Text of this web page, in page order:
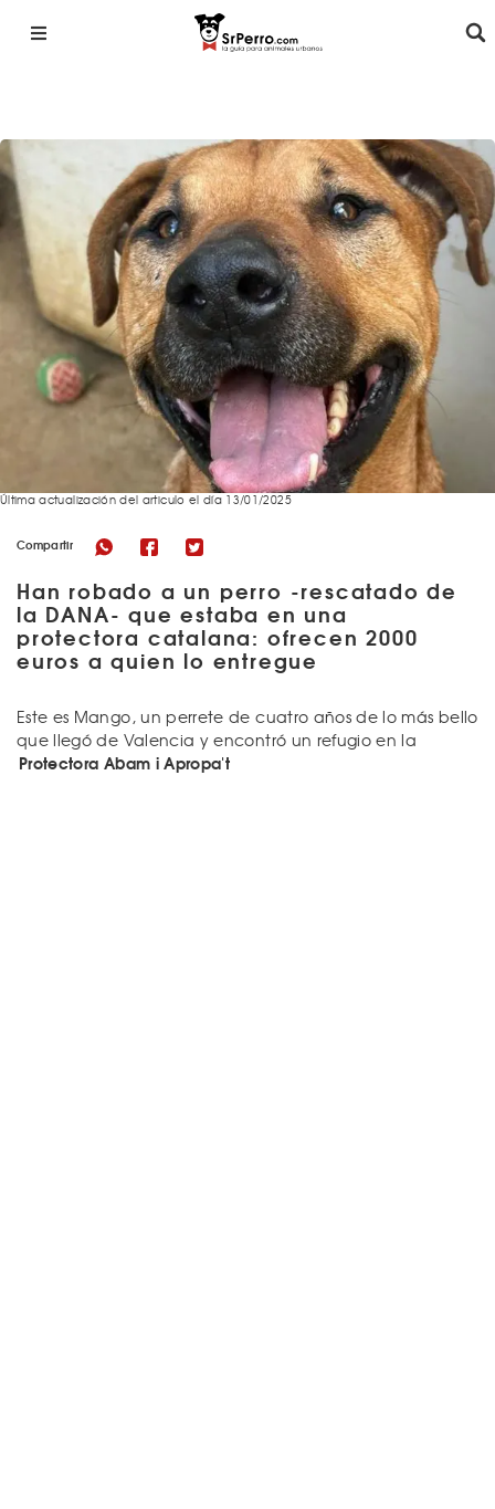
Compartir
Han robado a un perro -rescatado de
la DANA- que estaba en una
protectora catalana: ofrecen 2000
euros a quien lo entregue
Última actualización del articulo el día 13/01/2025
Este es Mango, un perrete de cuatro años de lo más bello
que llegó de Valencia y encontró un refugio en la
Protectora Abam i Apropa't